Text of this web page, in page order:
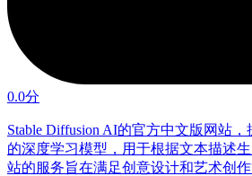
0.0分
Stable Diffusion AI的官方中文版网站
的深度学习模型，用于根据文本描述
站的服务旨在满足创意设计和艺术创